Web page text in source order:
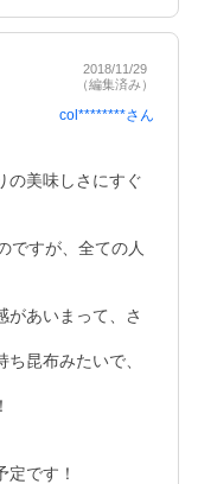
2018/11/29
（編集済み）
col********さん
の美味しさにすぐ
ですが、全ての人
があいまって、さ
昆布みたいで、
定です！